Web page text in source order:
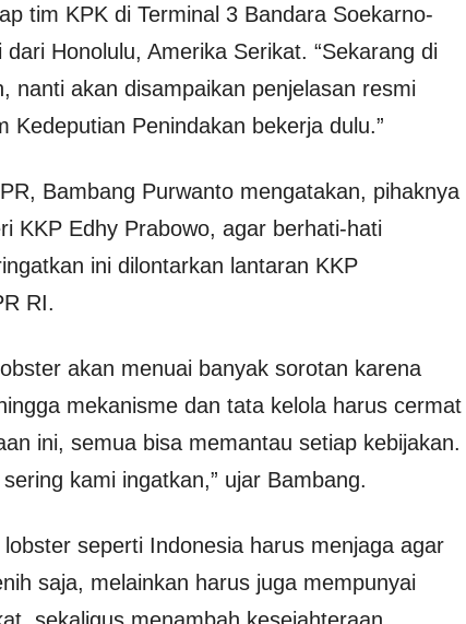
tim KPK di Terminal 3 Bandara Soekarno-
Honolulu, Amerika Serikat. “Sekarang di
nanti akan disampaikan penjelasan resmi
Kedeputian Penindakan bekerja dulu.”
Bambang Purwanto mengatakan, pihaknya
KKP Edhy Prabowo, agar berhati-hati
ini dilontarkan lantaran KKP
RI.
akan menuai banyak sorotan karena
mekanisme dan tata kelola harus cermat
ini, semua bisa memantau setiap kebijakan.
kami ingatkan,” ujar Bambang.
seperti Indonesia harus menjaga agar
saja, melainkan harus juga mempunyai
sekaligus menambah kesejahteraan